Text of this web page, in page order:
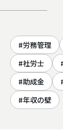
労務管理
社労士
助成金
年収の壁